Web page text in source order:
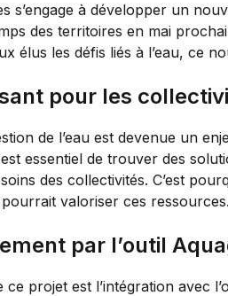
s’engage à développer un
des territoires en mai
élus les défis liés à l’eau, ce
pour les
de l’eau est devenue un
essentiel de trouver des
des collectivités. C’est
valoriser ces ressources.
par l’outil
ce projet est l’intégration avec